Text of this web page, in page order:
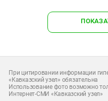
При цитировании информации
«Кавказский узел» обязательна
Использование фото возможно
Интернет-СМИ «Кавказский узел»